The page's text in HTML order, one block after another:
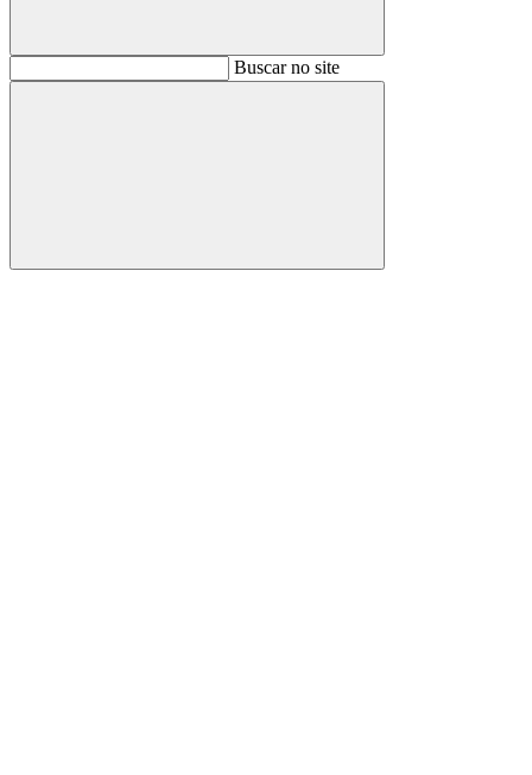
BuscarBuscar no site
Buscar